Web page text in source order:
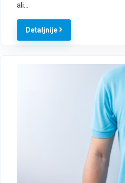
ali…
Detaljnije